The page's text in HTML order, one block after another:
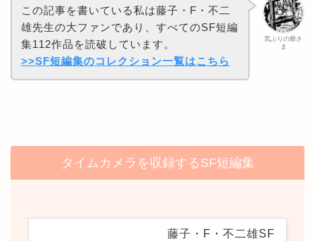
気ぶりの爺さ
ま
この記事を書いている私は藤子・F・不二
雄先生の大ファンであり、すべてのSF短編
集112作品を読破しています。
>>SF短編集のコレクション一覧はこちら
タイムカメラを収録するSF短編集
藤子・F・不二雄SF